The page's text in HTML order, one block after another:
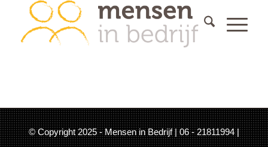
© Copyright 2025 - Mensen in Bedrijf | 06 - 21811994 |